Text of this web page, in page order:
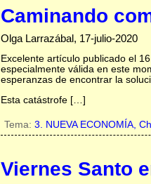
Caminando
Olga Larrazábal, 17-julio-2020
Excelente artículo publicado el
especialmente válida en este
esperanzas de encontrar la
Esta catástrofe […]
Tema: 3. NUEVA ECONOMÍA,
Viernes Santo